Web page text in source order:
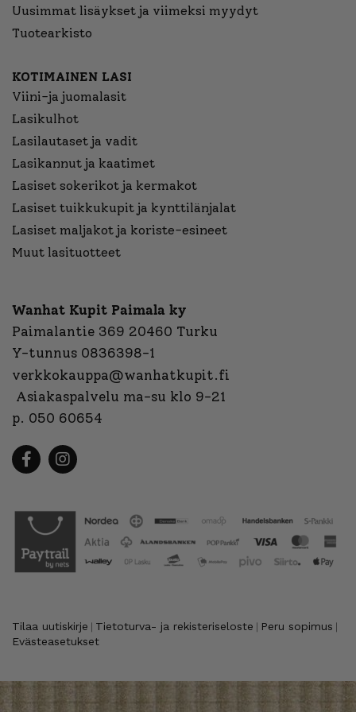
Uusimmat lisäykset ja viimeksi myydyt
Tuotearkisto
KOTIMAINEN LASI
Viini-ja juomalasit
Lasikulhot
Lasilautaset ja vadit
Lasikannut ja kaatimet
Lasiset sokerikot ja kermakot
Lasiset tuikkukupit ja kynttilänjalat
Lasiset maljakot ja koriste-esineet
Muut lasituotteet
Wanhat Kupit Paimala ky
Paimalantie 369 20460 Turku
Y-tunnus 0836398-1
verkkokauppa@wanhatkupit.fi
Asiakaspalvelu ma-su klo 9-21
p. 050 60654
Tilaa uutiskirje Tietoturva- ja rekisteriseloste Peru sopimus
Evästeasetukset